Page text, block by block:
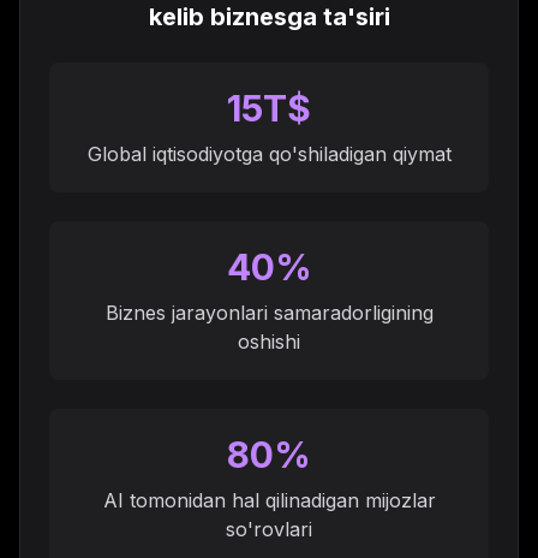
kelib biznesga ta'siri
15T$
Global iqtisodiyotga qo'shiladigan qiymat
40%
Biznes jarayonlari samaradorligining
oshishi
80%
AI tomonidan hal qilinadigan mijozlar
so'rovlari